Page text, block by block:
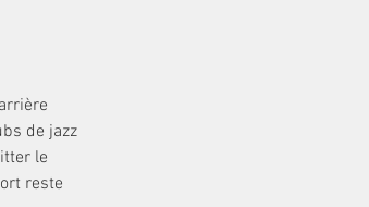
de jazz
le
reste